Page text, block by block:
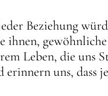
Beziehung
ihnen,
Leben, die uns
uns, dass